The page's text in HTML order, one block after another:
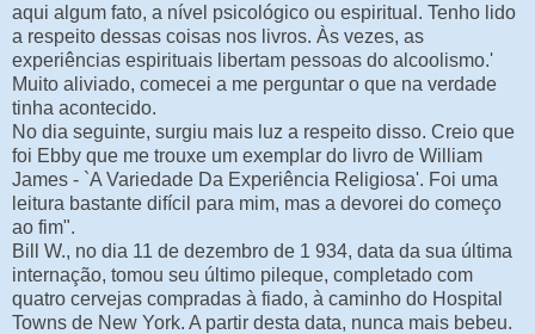
aqui algum fato, a nível psicológico ou espiritual. Tenho lido
a respeito dessas coisas nos livros. Às vezes, as
experiências espirituais libertam pessoas do alcoolismo.'
Muito aliviado, comecei a me perguntar o que na verdade
tinha acontecido.
No dia seguinte, surgiu mais luz a respeito disso. Creio que
foi Ebby que me trouxe um exemplar do livro de William
James - `A Variedade Da Experiência Religiosa'. Foi uma
leitura bastante difícil para mim, mas a devorei do começo
ao fim".
Bill W., no dia 11 de dezembro de 1 934, data da sua última
internação, tomou seu último pileque, completado com
quatro cervejas compradas à fiado, à caminho do Hospital
Towns de New York. A partir desta data, nunca mais bebeu.